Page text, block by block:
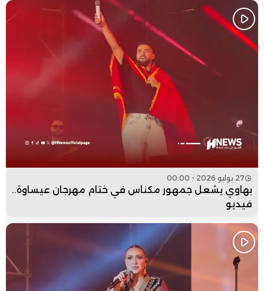
27 يوليو 2026 - 00:00
بهاوي يشعل جمهور مكناس في ختام مهرجان عيساوة..
فيديو